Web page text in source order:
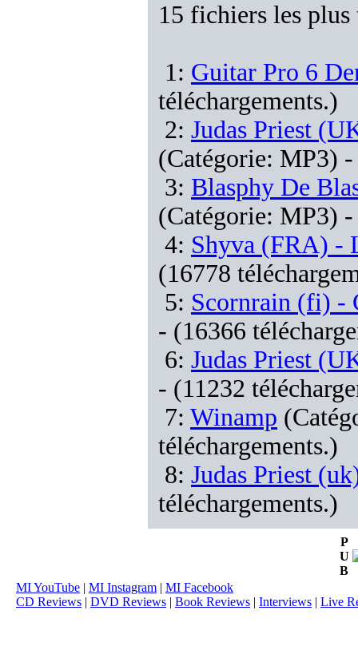
15 fichiers les plus
1: Guitar Pro 6
téléchargements.)
2: Judas Priest
(Catégorie: MP3) -
3: Blasphy De
(Catégorie: MP3) -
4: Shyva (FRA) -
(16778
5: Scornrain (fi) -
- (16366
6: Judas Priest
- (11232
7: Winamp
téléchargements.)
8: Judas Priest
téléchargements.)
P
U
B
MI YouTube | MI Instagram | MI Facebook
CD Reviews | DVD Reviews | Book Reviews | Interviews | Live